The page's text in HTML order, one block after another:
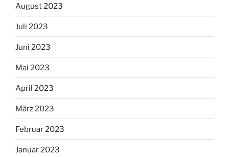
August 2023
Juli 2023
Juni 2023
Mai 2023
April 2023
März 2023
Februar 2023
Januar 2023